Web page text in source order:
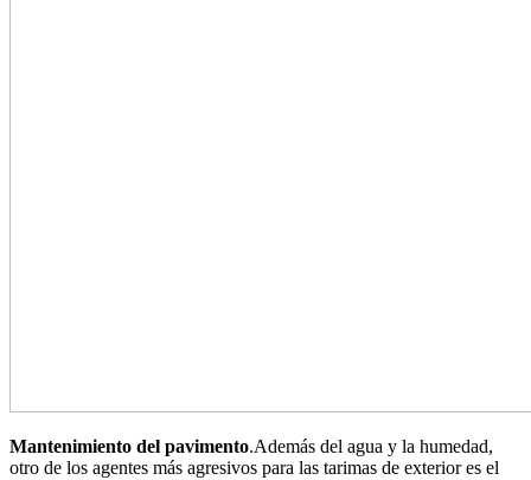
Mantenimiento del pavimento.Además del agua y la humedad,
otro de los agentes más agresivos para las tarimas de exterior es el